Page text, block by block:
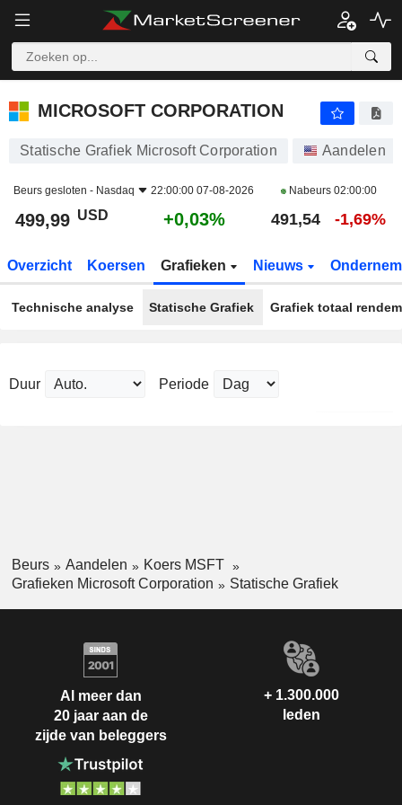
MICROSOFT CORPORATION
MICROSOFT CORPORATION
Statische Grafiek Microsoft Corporation Aandelen
Beurs gesloten - Nasdaq 22:00:00 07-08-2026 Nabeurs 02:00:00
499,99 USD +0,03% 491,54 -1,69%
Overzicht Koersen Grafieken Nieuws
Technische analyse Statische Grafiek Grafiek totaal
Duur Periode
Beurs Aandelen
Koers MSFT
Grafieken Microsoft Corporation
Statische Grafiek
Al meer dan
20 jaar aan de
zijde van beleggers
+ 1.300.000
leden